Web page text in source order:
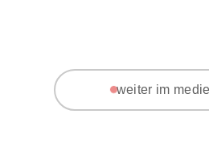
weiter im